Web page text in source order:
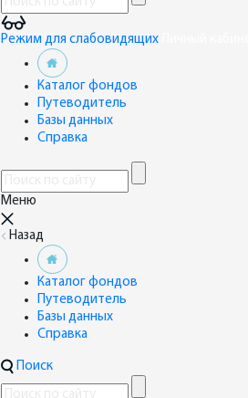
Режим для слабовидящих
Каталог фондов
Путеводитель
Базы данных
Справка
Меню
Назад
Каталог фондов
Путеводитель
Базы данных
Справка
Поиск